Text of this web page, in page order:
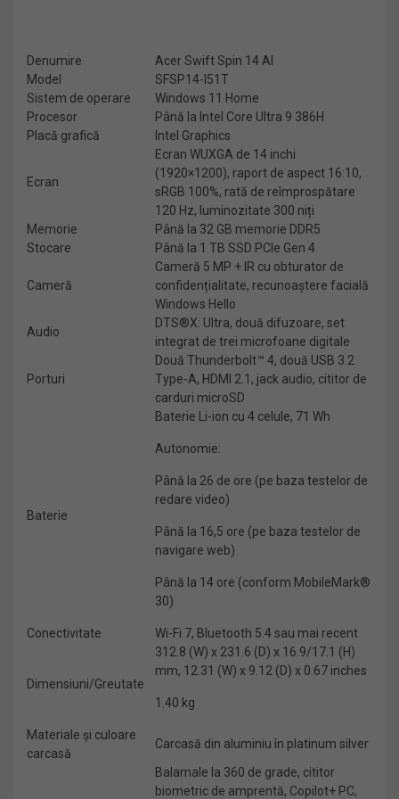
Denumire
Acer Swift Spin 14 AI
Model
SFSP14-I51T
Sistem de operare
Windows 11 Home
Procesor
Până la Intel Core Ultra 9 386H
Placă grafică
Intel Graphics
Ecran
Ecran WUXGA de 14 inchi
(1920×1200), raport de aspect 16:10,
sRGB 100%, rată de reîmprospătare
120 Hz, luminozitate 300 niți
Memorie
Până la 32 GB memorie DDR5
Stocare
Până la 1 TB SSD PCIe Gen 4
Cameră
Cameră 5 MP + IR cu obturator de
confidențialitate, recunoaștere facială
Windows Hello
Audio
DTS®X: Ultra, două difuzoare, set
integrat de trei microfoane digitale
Porturi
Două Thunderbolt™ 4, două USB 3.2
Type-A, HDMI 2.1, jack audio, cititor de
carduri microSD
Baterie
Baterie Li-ion cu 4 celule, 71 Wh
Autonomie:
Până la 26 de ore (pe baza testelor de
redare video)
Până la 16,5 ore (pe baza testelor de
navigare web)
Până la 14 ore (conform MobileMark®
30)
Conectivitate Wi-Fi 7, Bluetooth 5.4 sau mai recent
Dimensiuni/Greutate
312.8 (W) x 231.6 (D) x 16.9/17.1 (H)
mm, 12.31 (W) x 9.12 (D) x 0.67 inches
1.40 kg
Materiale și culoare
carcasă
Carcasă din aluminiu în platinum silver
Balamale la 360 de grade, cititor
biometric de amprentă, Copilot+ PC,